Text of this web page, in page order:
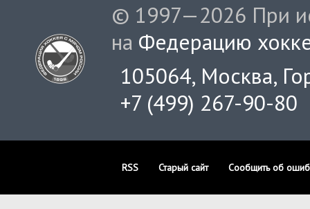
© 1997—2026 При
на Федерацию
105064, Москва,
+7 (499) 267-90-80
RSS Старый сайт Сообщить об